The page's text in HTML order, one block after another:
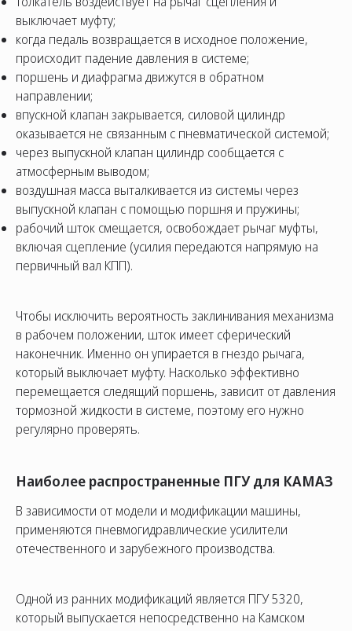
выключает муфту;
когда педаль возвращается в исходное положение,
происходит падение давления в системе;
поршень и диафрагма движутся в обратном
направлении;
впускной клапан закрывается, силовой цилиндр
оказывается не связанным с пневматической системой;
через выпускной клапан цилиндр сообщается с
атмосферным выводом;
воздушная масса выталкивается из системы через
выпускной клапан с помощью поршня и пружины;
рабочий шток смещается, освобождает рычаг муфты,
включая сцепление (усилия передаются напрямую на
первичный вал КПП).
Чтобы исключить вероятность заклинивания механизма
в рабочем положении, шток имеет сферический
наконечник. Именно он упирается в гнездо рычага,
который выключает муфту. Насколько эффективно
перемещается следящий поршень, зависит от давления
тормозной жидкости в системе, поэтому его нужно
регулярно проверять.
Наиболее распространенные ПГУ для КАМАЗ
В зависимости от модели и модификации машины,
применяются пневмогидравлические усилители
отечественного и зарубежного производства.
Одной из ранних модификаций является ПГУ 5320,
который выпускается непосредственно на Камском